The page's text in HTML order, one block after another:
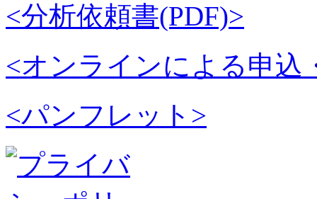
<分析依頼書(PDF)>
<オンラインによる申込
<パンフレット>